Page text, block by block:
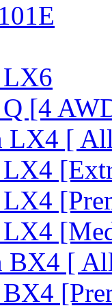
LX6
Q [4
LX4 [
LX4
LX4
LX4
BX4 [
BX4